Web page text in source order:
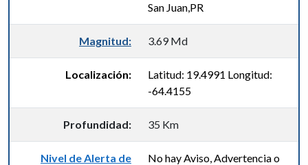
San Juan,PR
Magnitud: 3.69 Md
Localización:
Latitud: 19.4991 Longitud:
-64.4155
Profundidad: 35 Km
Nivel de Alerta de
No hay Aviso, Advertencia o